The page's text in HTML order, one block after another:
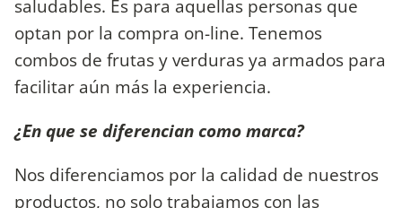
saludables. Es para aquellas personas que
optan por la compra on-line. Tenemos
combos de frutas y verduras ya armados para
facilitar aún más la experiencia.
¿En que se diferencian como marca?
Nos diferenciamos por la calidad de nuestros
productos, no solo trabajamos con las